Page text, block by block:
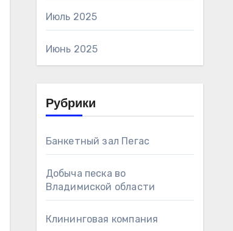
Июль 2025
Июнь 2025
Рубрики
Банкетный зал Пегас
Добыча песка во
Владимиской области
Клининговая компания